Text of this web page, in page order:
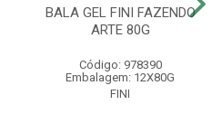
BALA GEL FINI FAZENDO
ARTE 80G
Código: 978390
Embalagem: 12X80G
FINI